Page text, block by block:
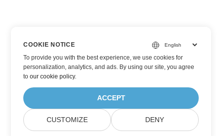
COOKIE NOTICE
To provide you with the best experience, we use cookies for
personalization, analytics, and ads. By using our site, you agree
toour cookie policy.
ACCEPT
CUSTOMIZE DENY